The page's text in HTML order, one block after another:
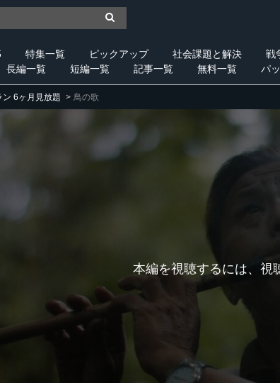
特集一覧 ピックアップ 社会課題と解決 戦
長編一覧 短編一覧 記事一覧 無料一覧 パ
6ヶ月見放題 鳥の歌
本編を視聴するには、視